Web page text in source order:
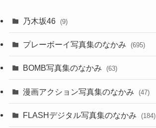
乃木坂46 (9)
プレーボーイ写真集のなかみ (695)
BOMB写真集のなかみ (63)
漫画アクション写真集のなかみ (47)
FLASHデジタル写真集のなかみ (184)